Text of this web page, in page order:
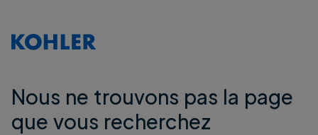
Nous ne trouvons pas la page
que vous recherchez